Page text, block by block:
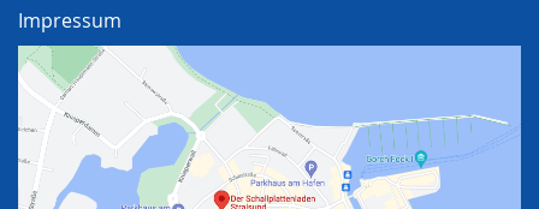
Impressum